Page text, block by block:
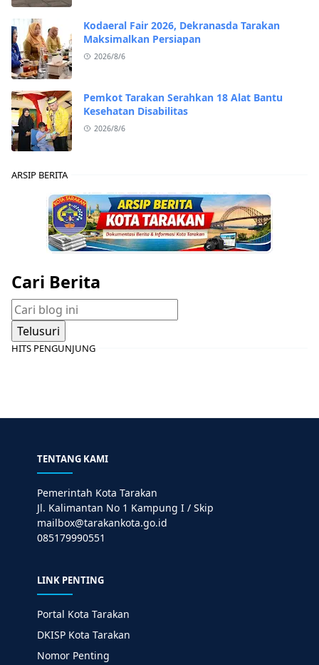
Kodaeral Fair 2026, Dekranasda Tarakan
Maksimalkan Persiapan
2026/8/6
Pemkot Tarakan Serahkan 18 Alat Bantu
Kesehatan Disabilitas
2026/8/6
ARSIP BERITA
Cari Berita
HITS PENGUNJUNG
TENTANG KAMI
Pemerintah Kota Tarakan
Jl. Kalimantan No 1 Kampung I / Skip
mailbox@tarakankota.go.id
085179990551
LINK PENTING
Portal Kota Tarakan
DKISP Kota Tarakan
Nomor Penting